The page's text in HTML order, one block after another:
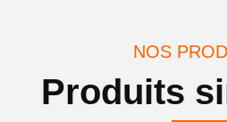
NOS
Produits